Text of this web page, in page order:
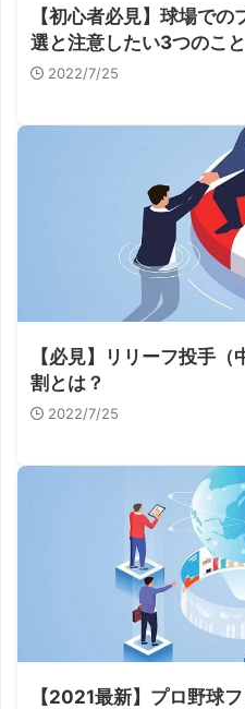
【初心者必見】球場で
選と注意したい3つのこと
2022/7/25
【必見】リリーフ投手
割とは？
2022/7/25
【2021最新】プロ野球